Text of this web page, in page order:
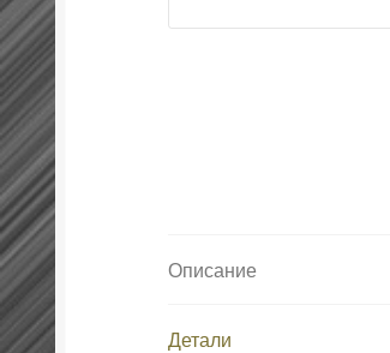
Описание
Детали